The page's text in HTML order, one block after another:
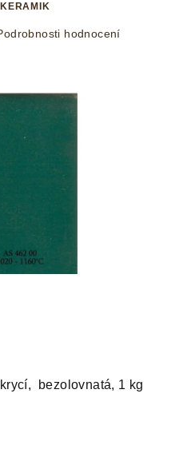
bezolovnatá, 1 kg
hodnocení